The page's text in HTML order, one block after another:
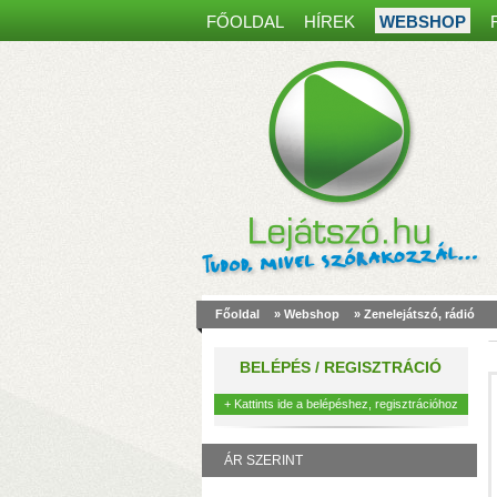
FŐOLDAL HÍREK WEBSHOP
Főoldal » Webshop » Zenelejátszó, rádió
BELÉPÉS / REGISZTRÁCIÓ
+ Kattints ide a belépéshez, regisztrációhoz
ÁR SZERINT